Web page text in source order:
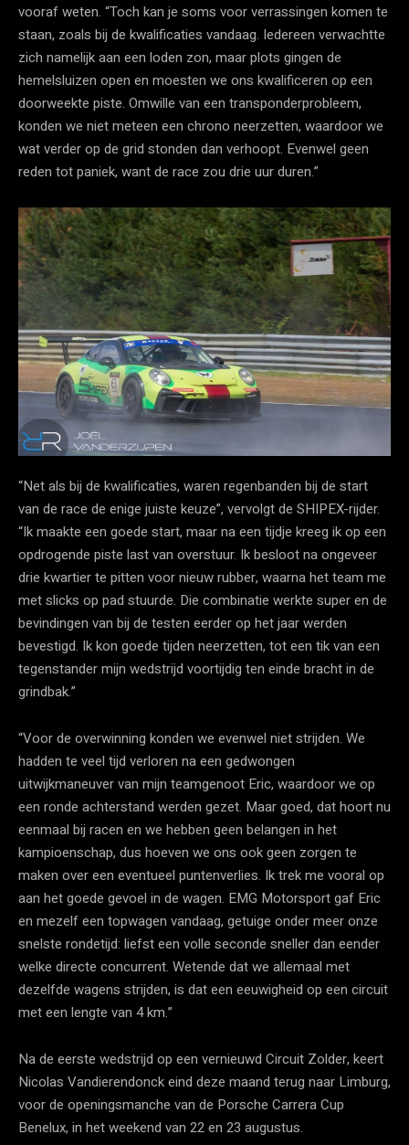
vooraf weten. “Toch kan je soms voor verrassingen komen te
staan, zoals bij de kwalificaties vandaag. Iedereen verwachtte
zich namelijk aan een loden zon, maar plots gingen de
hemelsluizen open en moesten we ons kwalificeren op een
doorweekte piste. Omwille van een transponderprobleem,
konden we niet meteen een chrono neerzetten, waardoor we
wat verder op de grid stonden dan verhoopt. Evenwel geen
reden tot paniek, want de race zou drie uur duren.”
“Net als bij de kwalificaties, waren regenbanden bij de start
van de race de enige juiste keuze”, vervolgt de SHIPEX-rijder.
“Ik maakte een goede start, maar na een tijdje kreeg ik op een
opdrogende piste last van overstuur. Ik besloot na ongeveer
drie kwartier te pitten voor nieuw rubber, waarna het team me
met slicks op pad stuurde. Die combinatie werkte super en de
bevindingen van bij de testen eerder op het jaar werden
bevestigd. Ik kon goede tijden neerzetten, tot een tik van een
tegenstander mijn wedstrijd voortijdig ten einde bracht in de
grindbak.”
“Voor de overwinning konden we evenwel niet strijden. We
hadden te veel tijd verloren na een gedwongen
uitwijkmaneuver van mijn teamgenoot Eric, waardoor we op
een ronde achterstand werden gezet. Maar goed, dat hoort nu
eenmaal bij racen en we hebben geen belangen in het
kampioenschap, dus hoeven we ons ook geen zorgen te
maken over een eventueel puntenverlies. Ik trek me vooral op
aan het goede gevoel in de wagen. EMG Motorsport gaf Eric
en mezelf een topwagen vandaag, getuige onder meer onze
snelste rondetijd: liefst een volle seconde sneller dan eender
welke directe concurrent. Wetende dat we allemaal met
dezelfde wagens strijden, is dat een eeuwigheid op een circuit
met een lengte van 4 km.”
Na de eerste wedstrijd op een vernieuwd Circuit Zolder, keert
Nicolas Vandierendonck eind deze maand terug naar Limburg,
voor de openingsmanche van de Porsche Carrera Cup
Benelux, in het weekend van 22 en 23 augustus.